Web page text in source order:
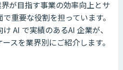
が目指す事業の効率向上とサ
重要な役割を担っています。
AI で実績のあるAI 企業が、
スを業界別にご紹介します。